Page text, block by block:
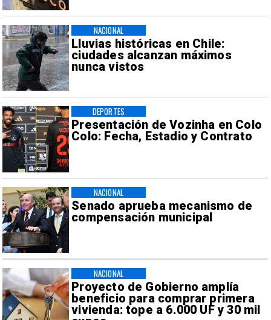
Lluvias históricas en Chile:
ciudades alcanzan máximos
nunca vistos
NACIONAL
Presentación de Vozinha en Colo
Colo: Fecha, Estadio y Contrato
DEPORTES
Senado aprueba mecanismo de
compensación municipal
NACIONAL
Proyecto de Gobierno amplía
beneficio para comprar primera
vivienda: tope a 6.000 UF y 30 mil
NACIONAL